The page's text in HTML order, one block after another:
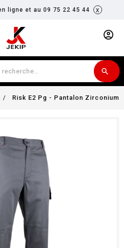
ligne et au 09 75 22 45 44 x
account_circle
search
Risk E2 Pg - Pantalon Zirconium